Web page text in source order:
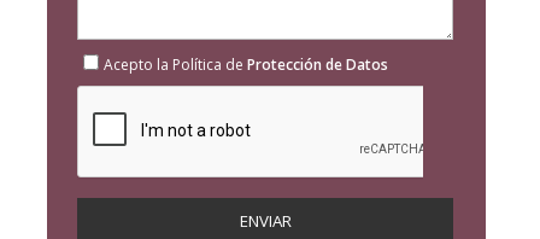
Acepto la Política deProtección de Datos